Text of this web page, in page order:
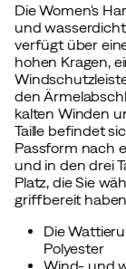
Die Women's
und
verfügt über
hohen Kragen,
den
kalten Winden
Taille befindet
Passform nach
und in den drei
Platz, die Sie
griffbereit
Die
Polyester
Wind- und